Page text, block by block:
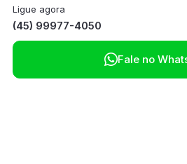
Ligue agora
(45) 99977-4050
Fale no